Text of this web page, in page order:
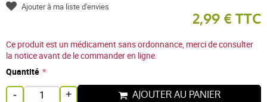
2,99 € TTC
Ce produit est un médicament sans ordonnance, merci de consulter
la notice avant de le commander en ligne.
Quantité
- + AJOUTER AU PANIER
Ajouter à ma liste d'envies